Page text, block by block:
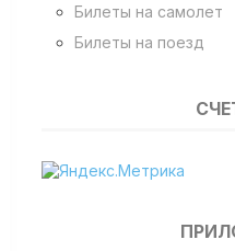
Билеты на самолет
Билеты на поезд